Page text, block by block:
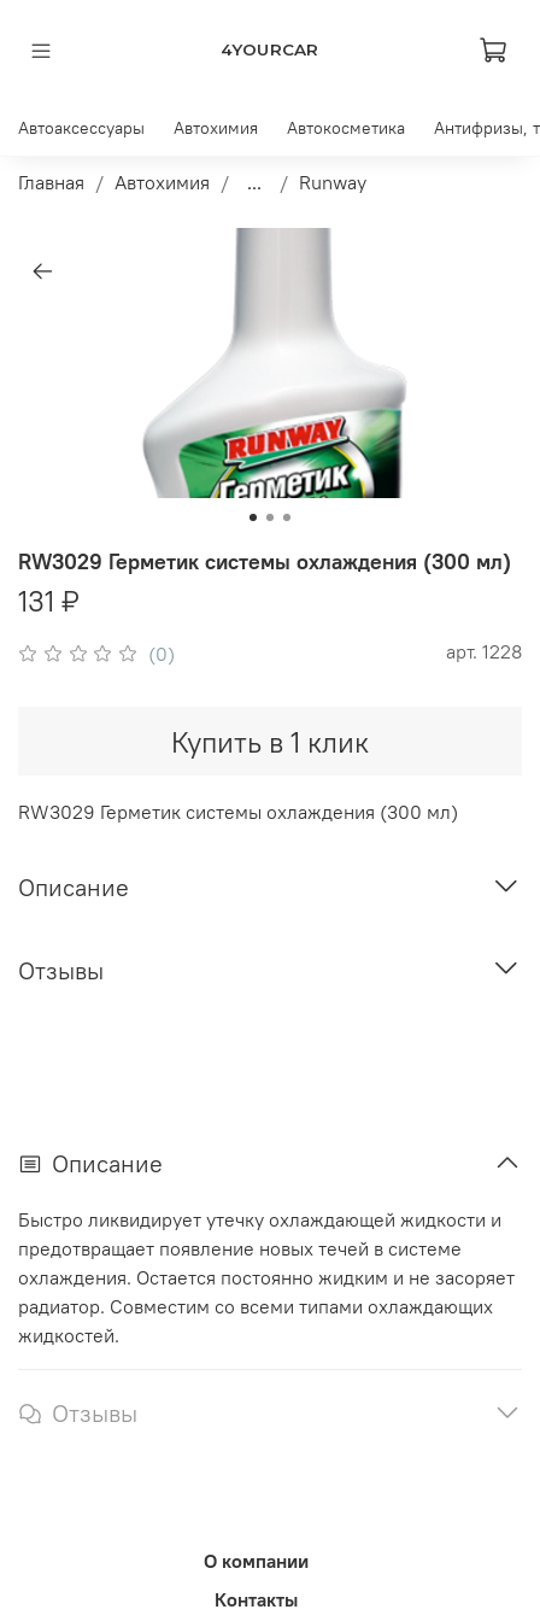
4YOURCAR
Автоаксессуары Автохимия Автокосметика Антифризы,
Главная Автохимия ... Runway
(0) арт. 1228
RW3029 Герметик системы охлаждения (300 мл)
131 ₽
Купить в 1 клик
RW3029 Герметик системы охлаждения (300 мл)
Описание
Отзывы
Описание
Быстро ликвидирует утечку охлаждающей жидкости и
предотвращает появление новых течей в системе
охлаждения. Остается постоянно жидким и не засоряет
радиатор. Совместим со всеми типами охлаждающих
жидкостей.
Отзывы
О компании
Контакты